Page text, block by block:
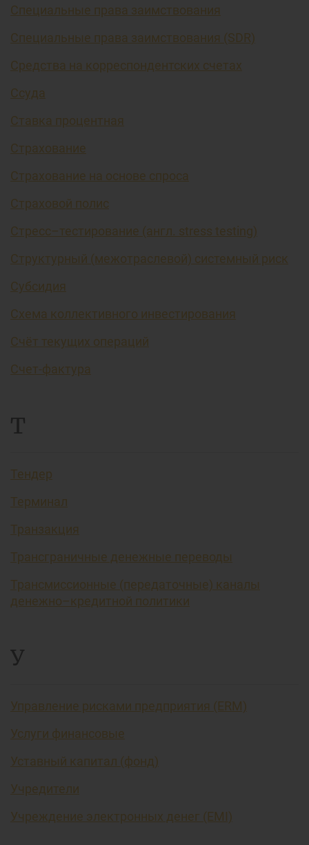
Специальные права заимствования
Специальные права заимствования (SDR)
Средства на корреспондентских счетах
Ссуда
Ставка процентная
Страхование
Страхование на основе спроса
Страховой полис
Стресс–тестирование (англ. stress testing)
Структурный (межотраслевой) системный риск
Субсидия
Схема коллективного инвестирования
Счёт текущих операций
Счет-фактура
Т
Тендер
Терминал
Транзакция
Трансграничные денежные переводы
Трансмиссионные (передаточные) каналы
денежно–кредитной политики
У
Управление рисками предприятия (ERM)
Услуги финансовые
Уставный капитал (фонд)
Учредители
Учреждение электронных денег (EMI)